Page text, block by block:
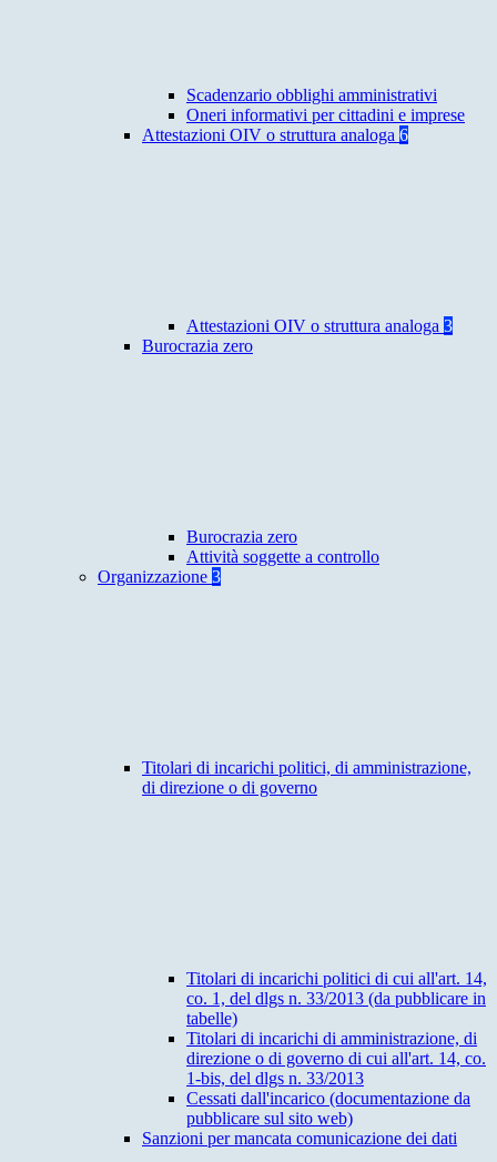
Scadenzario obblighi amministrativi
Oneri informativi per cittadini e imprese
Attestazioni OIV o struttura analoga 6
Attestazioni OIV o struttura analoga 3
Burocrazia zero
Burocrazia zero
Attività soggette a controllo
Organizzazione 3
Titolari di incarichi politici, di amministrazione,
di direzione o di governo
Titolari di incarichi politici di cui all'art. 14,
co. 1, del dlgs n. 33/2013 (da pubblicare in
tabelle)
Titolari di incarichi di amministrazione, di
direzione o di governo di cui all'art. 14, co.
1-bis, del dlgs n. 33/2013
Cessati dall'incarico (documentazione da
pubblicare sul sito web)
Sanzioni per mancata comunicazione dei dati